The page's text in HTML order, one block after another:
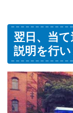
翌日、当
説明を行